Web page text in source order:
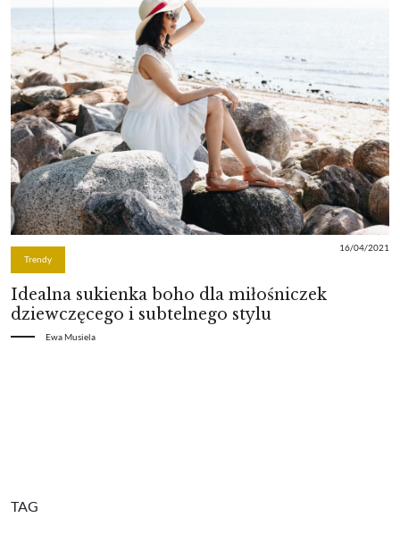
Trendy
16/04/2021
Idealna sukienka boho dla miłośniczek
dziewczęcego i subtelnego stylu
Ewa Musiela
TAG